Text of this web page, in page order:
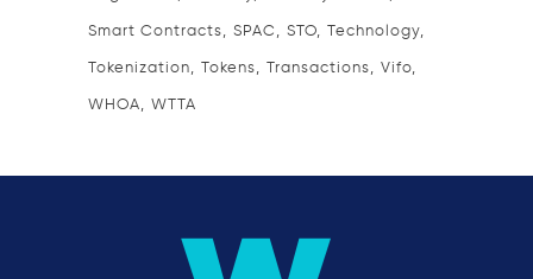
Smart Contracts SPAC STO Technology
Tokenization Tokens Transactions Vifo
WHOA WTTA